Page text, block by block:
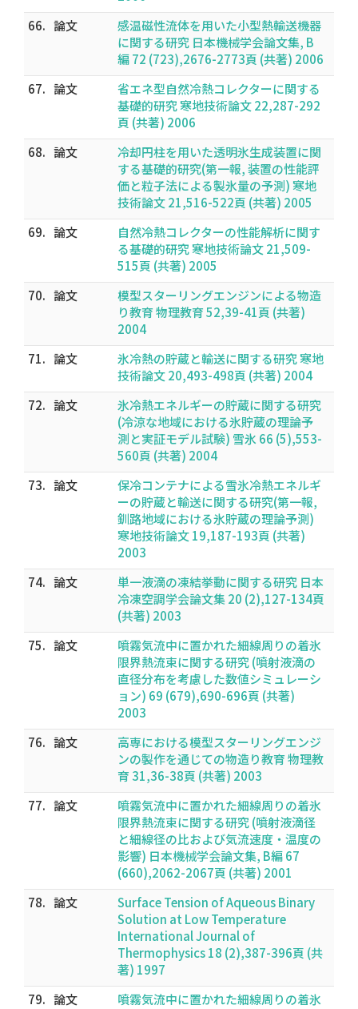
66. 論文
感温磁性流体を用いた小型熱輸送機器
に関する研究 日本機械学会論文集, B
編 72 (723),2676-2773頁 (共著) 2006
67. 論文
省エネ型自然冷熱コレクターに関する
基礎的研究 寒地技術論文 22,287-292
頁 (共著) 2006
68. 論文
冷却円柱を用いた透明氷生成装置に関
する基礎的研究(第一報, 装置の性能評
価と粒子法による製氷量の予測) 寒地
技術論文 21,516-522頁 (共著) 2005
69. 論文
自然冷熱コレクターの性能解析に関す
る基礎的研究 寒地技術論文 21,509-
515頁 (共著) 2005
70. 論文
模型スターリングエンジンによる物造
り教育 物理教育 52,39-41頁 (共著)
2004
71. 論文
氷冷熱の貯蔵と輸送に関する研究 寒地
技術論文 20,493-498頁 (共著) 2004
72. 論文
氷冷熱エネルギーの貯蔵に関する研究
(冷涼な地域における氷貯蔵の理論予
測と実証モデル試験) 雪氷 66 (5),553-
560頁 (共著) 2004
73. 論文
保冷コンテナによる雪氷冷熱エネルギ
ーの貯蔵と輸送に関する研究(第一報,
釧路地域における氷貯蔵の理論予測)
寒地技術論文 19,187-193頁 (共著)
2003
74. 論文
単一液滴の凍結挙動に関する研究 日本
冷凍空調学会論文集 20 (2),127-134頁
(共著) 2003
75. 論文
噴霧気流中に置かれた細線周りの着氷
限界熱流束に関する研究 (噴射液滴の
直径分布を考慮した数値シミュレーシ
ョン) 69 (679),690-696頁 (共著)
2003
76. 論文
高専における模型スターリングエンジ
ンの製作を通じての物造り教育 物理教
育 31,36-38頁 (共著) 2003
77. 論文
噴霧気流中に置かれた細線周りの着氷
限界熱流束に関する研究 (噴射液滴径
と細線径の比および気流速度・温度の
影響) 日本機械学会論文集, B編 67
(660),2062-2067頁 (共著) 2001
78. 論文
Surface Tension of Aqueous Binary
Solution at Low Temperature
International Journal of
Thermophysics 18 (2),387-396頁 (共
著) 1997
79. 論文
噴霧気流中に置かれた細線周りの着氷